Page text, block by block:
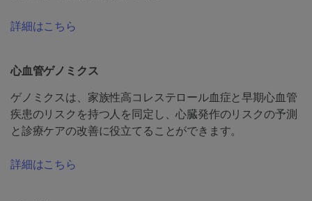
詳細はこちら
心血管ゲノミクス
ゲノミクスは、家族性高コレステロール血症と早期心血管
疾患のリスクを持つ人を同定し、心臓発作のリスクの予測
と診療ケアの改善に役立てることができます。
詳細はこちら